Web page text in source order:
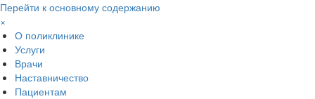
Перейти к основному содержанию
×
О поликлинике
Услуги
Врачи
Наставничество
Пациентам